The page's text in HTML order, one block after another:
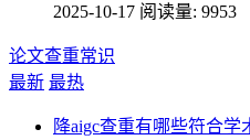
2025-10-17 阅读量: 9953
论文查重常识
最新 最热
降aigc查重有哪些符合学